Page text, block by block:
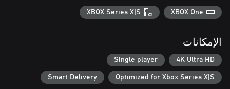
XBOX One
XBOX Series X|S
الإمكانات
4K Ultra HD
Single player
Optimized for Xbox Series X|S
Smart Delivery